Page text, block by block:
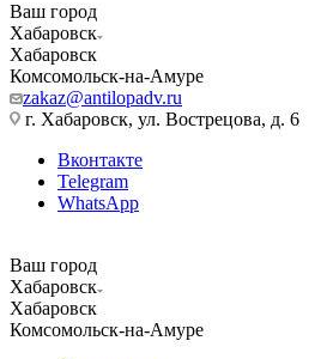
Ваш город
Хабаровск
Хабаровск
Комсомольск-на-Амуре
zakaz@antilopadv.ru
г. Хабаровск, ул. Вострецова, д. 6
Вконтакте
Telegram
WhatsApp
Ваш город
Хабаровск
Хабаровск
Комсомольск-на-Амуре